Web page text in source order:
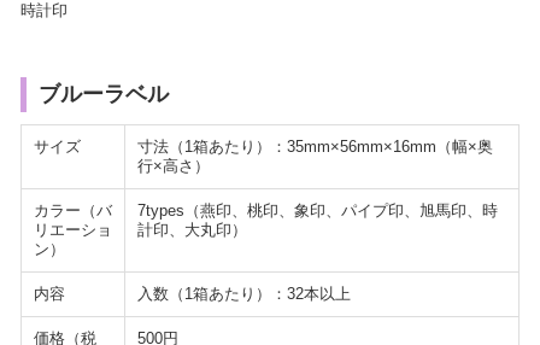
時計印
ブルーラベル
サイズ
寸法（1箱あたり）：35mm×56mm×16mm（幅×奥
行×高さ）
カラー（バ
リエーショ
ン）
7types（燕印、桃印、象印、パイプ印、旭馬印、時
計印、大丸印）
内容 入数（1箱あたり）：32本以上
価格（税
500円